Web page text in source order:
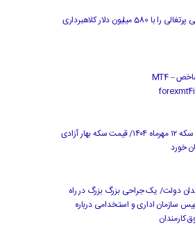
مقامات تایلندی ملی پرتغالی را با 580 میلیون دلار کلاهبرداری
بالاترین کمترین شاخص MT4 –
قیمت جدید طلا و سکه ۱۲ مهرماه ۱۴۰۴/ قیمت سکه بهار آزادی
دولت/ یک جراحی بزرگ بزرگ در راه
سازمان اداری و استخدامی درباره
کارمندان